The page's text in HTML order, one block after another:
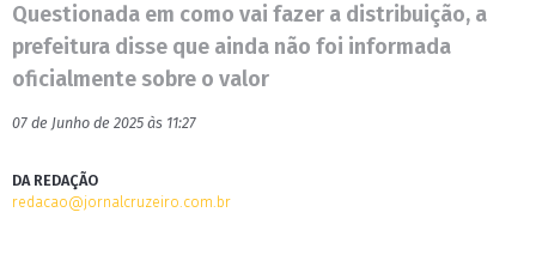
Questionada em como vai fazer a distribuição, a
prefeitura disse que ainda não foi informada
oficialmente sobre o valor
07 de Junho de 2025 às 11:27
DA REDAÇÃO
redacao@jornalcruzeiro.com.br